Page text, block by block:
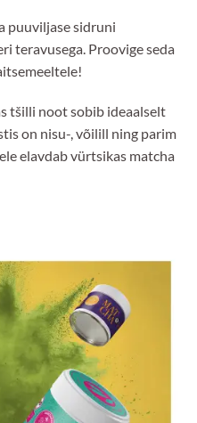
puuviljase sidruni
teravusega. Proovige seda
tšilli noot sobib ideaalselt
on nisu-, võilill ning parim
elavdab vürtsikas matcha